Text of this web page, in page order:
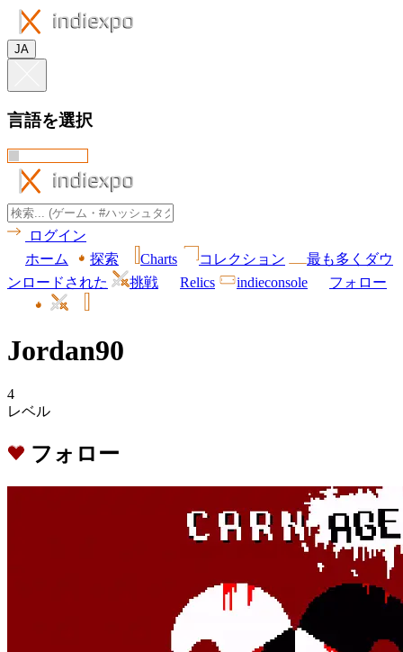
JA
言語を選択
ログイン
ホーム
探索 Charts コレクション
最も多くダウ
ンロードされた
挑戦 Relics indieconsole フォロー
Jordan90
4
レベル
フォロー